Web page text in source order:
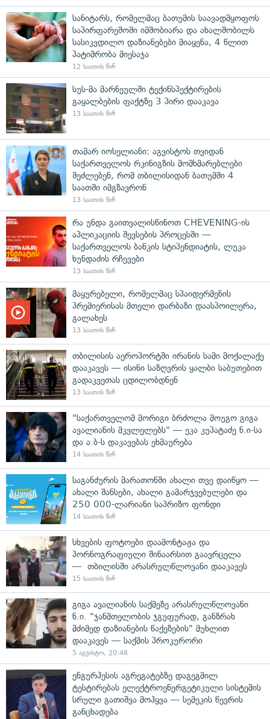
სანიტარს, რომელმაც ბათუმის საავადმყოფოს
საპირფარეშოში იმშობიარა და ახალშობილს
სასიკვდილო დაზიანებები მიაყენა, 4 წლით
პატიმრობა მიესაჯა
12 საათის წინ
სუს-მა მარნეულში ტექინსპექტირების
გაყალბების ფაქტზე 3 პირი დააკავა
13 საათის წინ
თამარ იოსელიანი: აგვისტოს თვიდან
საქართველოს რკინიგზის მომხმარებლები
შეძლებენ, რომ თბილისიდან ბათუმში 4
საათში იმგზავრონ
13 საათის წინ
რა უნდა გაითვალისწინოთ CHEVENING-ის
აპლიკაციის შევსების პროცესში —
საქართველოს ბანკის სტიპენდიატის, ლუკა
ხუნდაძის რჩევები
13 საათის წინ
მაყურებელი, რომელმაც სპაიდერმენის
პრემიერისას მთელი დარბაზი დაასპოილერა,
გალახეს
13 საათის წინ
თბილისის აეროპორტში ირანის სამი მოქალაქე
დააკავეს — ისინი საზღვრის ყალბი საბუთებით
გადაკვეთას ცდილობდნენ
13 საათის წინ
"საქართველომ მორიგი ბრძოლა მოუგო გიგა
ავალიანის მკვლელებს" — ეკა კუპატაძე ნ.ი-სა
და ა.ბ-ს დაკავებას ეხმაურება
14 საათის წინ
საგანძურის მარათონში ახალი თვე დაიწყო —
ახალი შანსები, ახალი გამარჯვებულები და
250 000-ლარიანი საპრიზო ფონდი
14 საათის წინ
სხვების ფოტოები დაამონტაჟა და
პორნოგრაფიული შინაარსით გაავრცელა
— თბილისში არასრულწლოვანი დააკავეს
15 საათის წინ
გიგა ავალიანის საქმეზე არასრულწლოვანი
ნ.ი. "ჯანმთელობის ჯგუფურად, განზრახ
მძიმედ დაზიანების წაქეზების" მუხლით
დააკავეს — საქმის პროკურორი
5 აგვისტო, 20:48
ენგურჰესის აგრეგატებზე დაგეგმილ
ტესტირებას ელექტროენერგეტიკული სისტემის
სრული გათიშვა მოჰყვა — სემეკის წევრის
განცხადება